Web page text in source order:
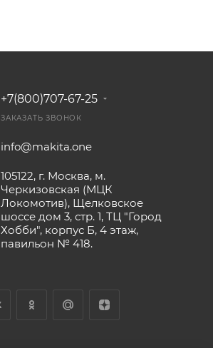
+7(800)707-67-25
ЗАКАЗАТЬ ЗВОНОК
info@makita.one
105122, г. Москва, м.
Черкизовская (МЦК
Локомотив), Щелковское
шоссе дом 3, стр. 1, ТЦ "Город
Хобби", корпус Б, 4 этаж,
павильон № 418.